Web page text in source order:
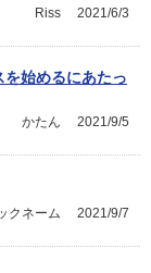
2021/6/3
Riss
始めるにあたっ
2021/9/5
かたん
2021/9/7
クネーム